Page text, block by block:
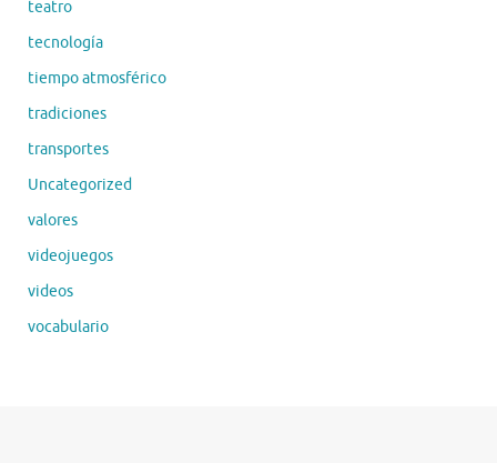
teatro
tecnología
tiempo atmosférico
tradiciones
transportes
Uncategorized
valores
videojuegos
videos
vocabulario